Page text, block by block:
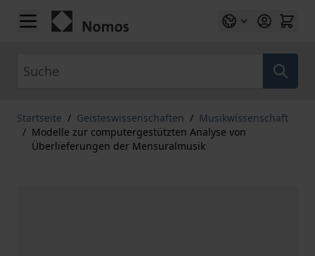
Zum Inhalt springen
Startseite / Geisteswissenschaften / Musikwissenschaft
/ Modelle zur computergestützten Analyse von
Überlieferungen der Mensuralmusik